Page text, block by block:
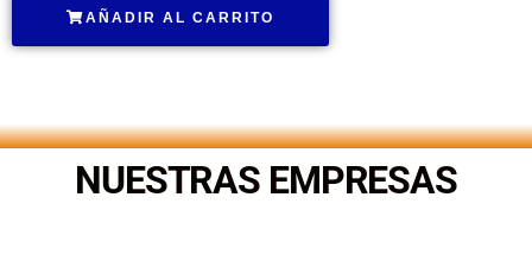
AÑADIR AL CARRITO
NUESTRAS EMPRESAS